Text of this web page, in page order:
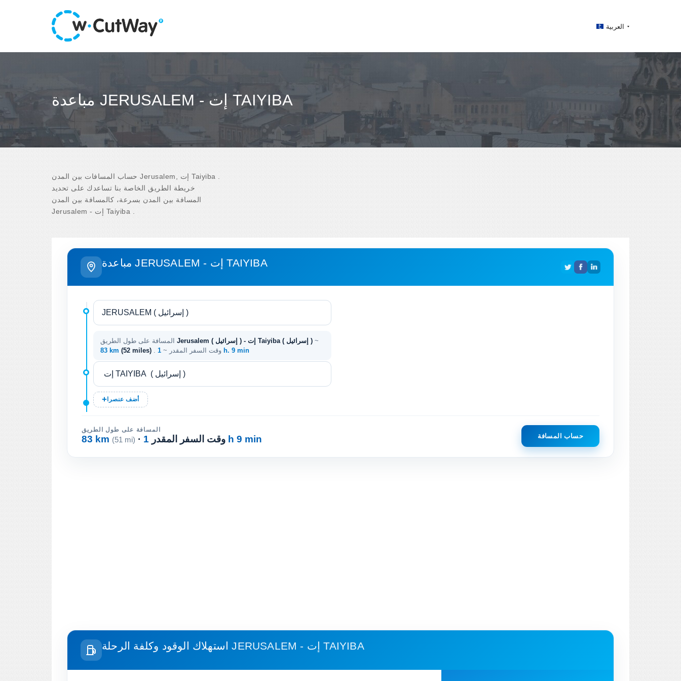
العربية
مباعدة JERUSALEM - إت TAIYIBA
حساب المسافات بين المدن Jerusalem, إت Taiyiba .
خريطة الطريق الخاصة بنا تساعدك على تحديد
المسافة بين المدن بسرعة، كالمسافة بين المدن
Jerusalem - إت Taiyiba .
مباعدة JERUSALEM - إت TAIYIBA
Jerusalem ( إسرائيل ) - إت Taiyiba ( إسرائيل ) ~
83 km (52 miles) . وقت السفر المقدر ~ 1 h. 9 min
أضف عنصرا
المسافة على طول الطريق
83 km (51 mi) · وقت السفر المقدر 1 h 9 min حساب المسافة
استهلاك الوقود وكلفة الرحلة JERUSALEM - إت TAIYIBA